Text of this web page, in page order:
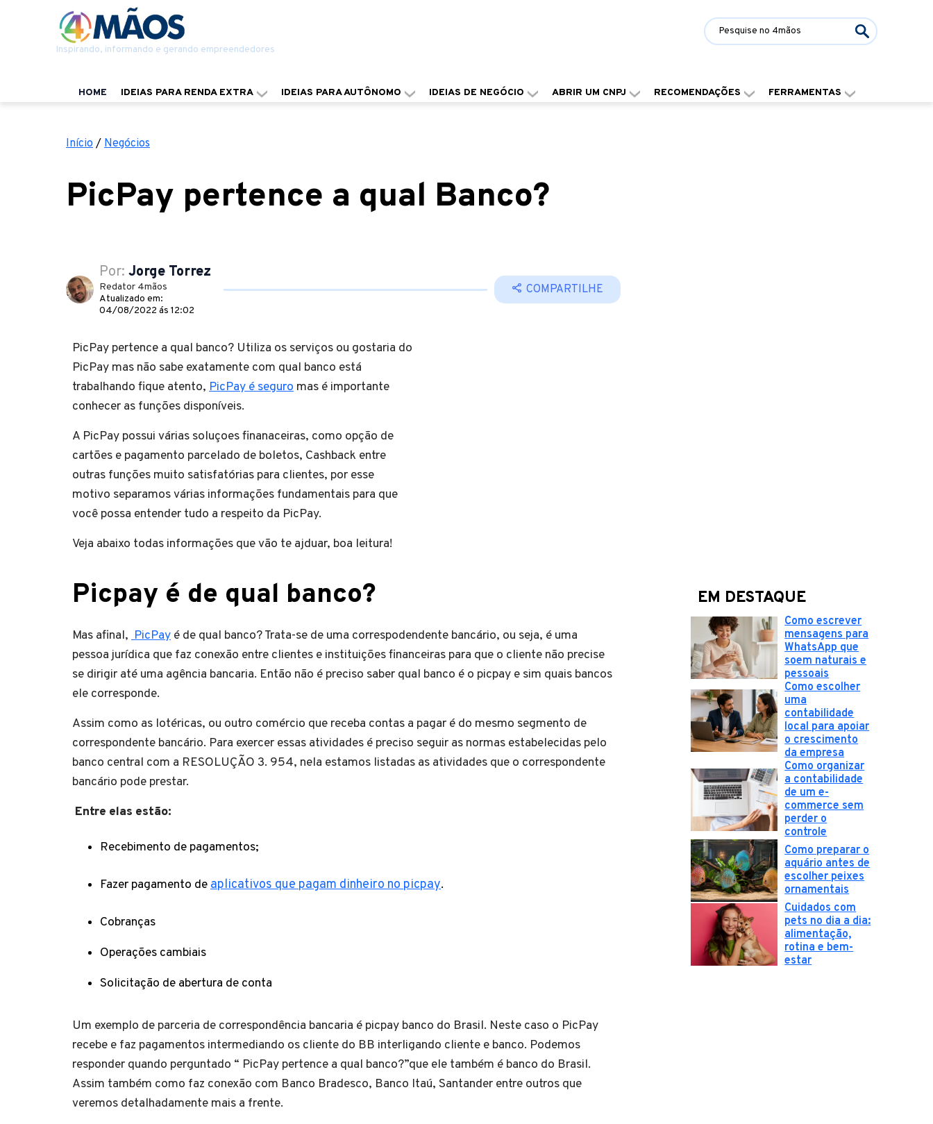
Inspirando, informando e gerando empreendedores
HOME IDEIAS PARA RENDA EXTRA IDEIAS PARA AUTÔNOMO IDEIAS DE NEGÓCIO ABRIR UM CNPJ RECOMENDAÇÕES FERRAMENTAS
Início / Negócios
PicPay pertence a qual Banco?
Por: Jorge Torrez
Redator 4mãos
Atualizado em:
04/08/2022 ás 12:02
COMPARTILHE
PicPay pertence a qual banco? Utiliza os serviços ou gostaria do
PicPay mas não sabe exatamente com qual banco está
trabalhando fique atento, PicPay é seguro mas é importante
conhecer as funções disponíveis.
A PicPay possui várias soluçoes finanaceiras, como opção de
cartões e pagamento parcelado de boletos, Cashback entre
outras funções muito satisfatórias para clientes, por esse
motivo separamos várias informações fundamentais para que
você possa entender tudo a respeito da PicPay.
Veja abaixo todas informações que vão te ajduar, boa leitura!
Picpay é de qual banco?
Mas afinal, PicPay é de qual banco? Trata-se de uma correspodendente bancário, ou seja, é uma
pessoa jurídica que faz conexão entre clientes e instituições financeiras para que o cliente não precise
se dirigir até uma agência bancaria. Então não é preciso saber qual banco é o picpay e sim quais bancos
ele corresponde.
Assim como as lotéricas, ou outro comércio que receba contas a pagar é do mesmo segmento de
correspondente bancário. Para exercer essas atividades é preciso seguir as normas estabelecidas pelo
banco central com a RESOLUÇÃO 3. 954, nela estamos listadas as atividades que o correspondente
bancário pode prestar.
Entre elas estão:
Recebimento de pagamentos;
Fazer pagamento de aplicativos que pagam dinheiro no picpay.
Cobranças
Operações cambiais
Solicitação de abertura de conta
Um exemplo de parceria de correspondência bancaria é picpay banco do Brasil. Neste caso o PicPay
recebe e faz pagamentos intermediando os cliente do BB interligando cliente e banco. Podemos
responder quando perguntado “ PicPay pertence a qual banco?”que ele também é banco do Brasil.
Assim também como faz conexão com Banco Bradesco, Banco Itaú, Santander entre outros que
veremos detalhadamente mais a frente.
EM DESTAQUE
Como escrever
mensagens para
WhatsApp que
soem naturais e
pessoais
Como escolher
uma
contabilidade
local para apoiar
o crescimento
da empresa
Como organizar
a contabilidade
de um e-
commerce sem
perder o
controle
Como preparar o
aquário antes de
escolher peixes
ornamentais
Cuidados com
pets no dia a dia:
alimentação,
rotina e bem-
estar